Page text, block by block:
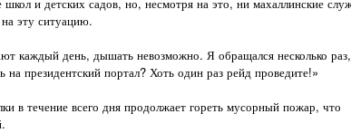
эту ситуацию.
каждый день, дышать невозможно. Я обращался несколько
президентский портал? Хоть один раз рейд проведите!»
в течение всего дня продолжает гореть мусорный пожар, что